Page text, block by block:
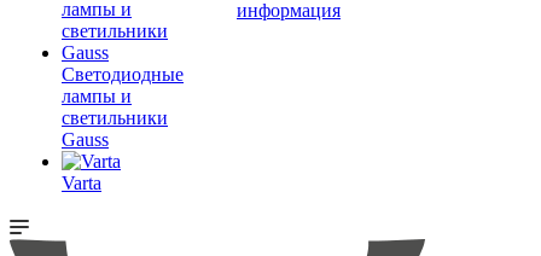
Светодиодные
лампы и
светильники
Gauss
Varta
информация